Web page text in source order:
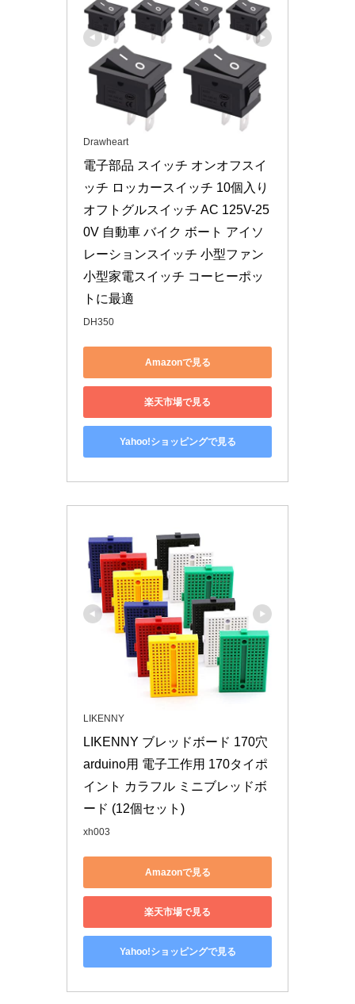
Drawheart
電子部品 スイッチ オンオフスイ
ッチ ロッカースイッチ 10個入り
オフトグルスイッチ AC 125V-25
0V 自動車 バイク ボート アイソ
レーションスイッチ 小型ファン
小型家電スイッチ コーヒーポッ
トに最適
DH350
Amazonで見る
楽天市場で見る
Yahoo!ショッピングで見る
LIKENNY
LIKENNY ブレッドボード 170穴
arduino用 電子工作用 170タイポ
イント カラフル ミニブレッドボ
ード (12個セット)
xh003
Amazonで見る
楽天市場で見る
Yahoo!ショッピングで見る